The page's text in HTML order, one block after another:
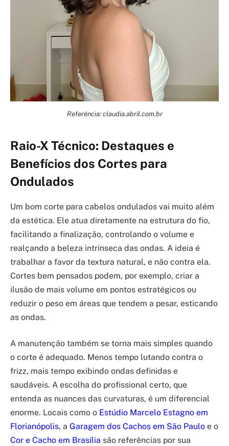
Referência: claudia.abril.com.br
Raio-X Técnico: Destaques e
Benefícios dos Cortes para
Ondulados
Um bom corte para cabelos ondulados vai muito além
da estética. Ele atua diretamente na estrutura do fio,
facilitando a finalização, controlando o volume e
realçando a beleza intrínseca das ondas. A ideia é
trabalhar a favor da textura natural, e não contra ela.
Cortes bem pensados podem, por exemplo, criar a
ilusão de mais volume em pontos estratégicos ou
reduzir o peso em áreas que tendem a pesar, esticando
as ondas.
A manutenção também se torna mais simples quando
o corte é adequado. Menos tempo lutando contra o
frizz, mais tempo exibindo ondas definidas e
saudáveis. A escolha do profissional certo, que
entenda as nuances das curvaturas, é um diferencial
enorme. Locais como o Estúdio Marcelo Estagno em
Florianópolis, a Garagem dos Cachos em São Paulo e o
Cor e Cacho em Brasília são referências por sua